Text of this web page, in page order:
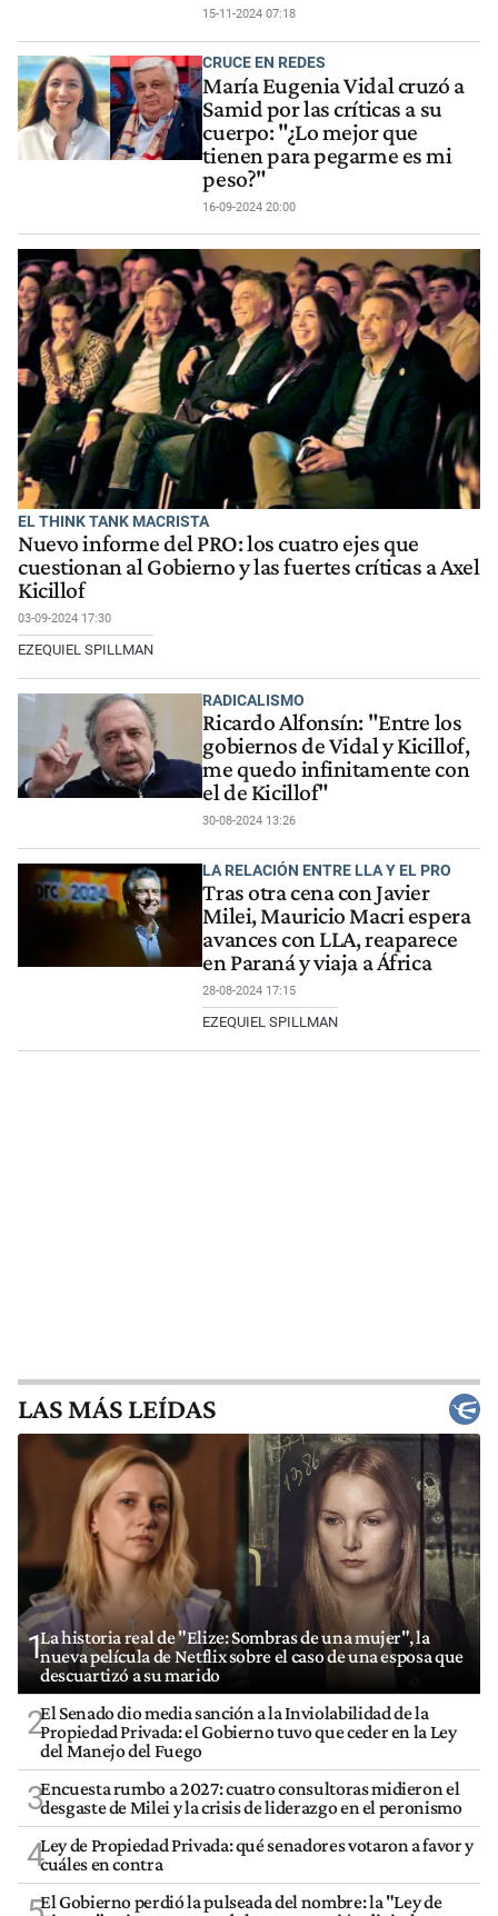
15-11-2024 07:18
CRUCE EN REDES
María Eugenia Vidal cruzó a
Samid por las críticas a su
cuerpo: "¿Lo mejor que
tienen para pegarme es mi
peso?"
16-09-2024 20:00
EL THINK TANK MACRISTA
Nuevo informe del PRO: los cuatro ejes que
cuestionan al Gobierno y las fuertes críticas a Axel
Kicillof
03-09-2024 17:30
EZEQUIEL SPILLMAN
RADICALISMO
Ricardo Alfonsín: "Entre los
gobiernos de Vidal y Kicillof,
me quedo infinitamente con
el de Kicillof"
30-08-2024 13:26
LA RELACIÓN ENTRE LLA Y EL PRO
Tras otra cena con Javier
Milei, Mauricio Macri espera
avances con LLA, reaparece
en Paraná y viaja a África
28-08-2024 17:15
EZEQUIEL SPILLMAN
LAS MÁS LEÍDAS
1La historia real de "Elize: Sombras de una mujer", la
nueva película de Netflix sobre el caso de una esposa que
descuartizó a su marido
2El Senado dio media sanción a la Inviolabilidad de la
Propiedad Privada: el Gobierno tuvo que ceder en la Ley
del Manejo del Fuego
3Encuesta rumbo a 2027: cuatro consultoras midieron el
desgaste de Milei y la crisis de liderazgo en el peronismo
4Ley de Propiedad Privada: qué senadores votaron a favor y
cuáles en contra
El Gobierno perdió la pulseada del nombre: la "Ley de